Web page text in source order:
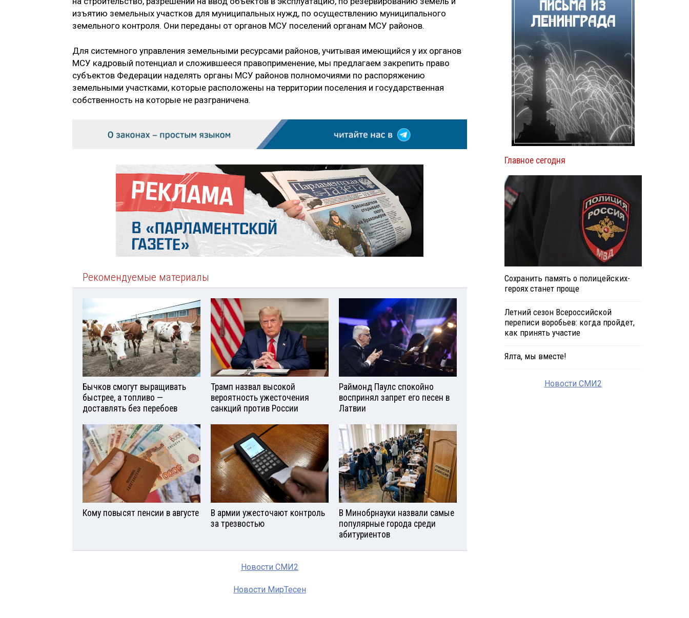
изъятию земельных участков для муниципальных нужд, по осуществлению муниципального
земельного контроля. Они переданы от органов МСУ поселений органам МСУ районов.
Для системного управления земельными ресурсами районов, учитывая имеющийся у их органов
МСУ кадровый потенциал и сложившееся правоприменение, мы предлагаем закрепить право
субъектов Федерации наделять органы МСУ районов полномочиями по распоряжению
земельными участками, которые расположены на территории поселения и государственная
собственность на которые не разграничена.
Рекомендуемые материалы
Бычков смогут выращивать
быстрее, а топливо —
доставлять без перебоев
Трамп назвал высокой
вероятность ужесточения
санкций против России
Раймонд Паулс спокойно
воспринял запрет его песен в
Латвии
Кому повысят пенсии в августе
В армии ужесточают контроль
за трезвостью
В Минобрнауки назвали самые
популярные города среди
абитуриентов
Новости СМИ2
Новости МирТесен
Главное сегодня
Сохранить память о полицейских-
героях станет проще
Летний сезон Всероссийской
переписи воробьев: когда пройдет,
как принять участие
Ялта, мы вместе!
Новости СМИ2